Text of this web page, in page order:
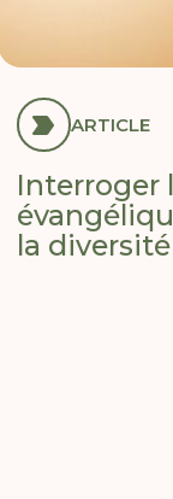
ARTICLE
Interroger
la